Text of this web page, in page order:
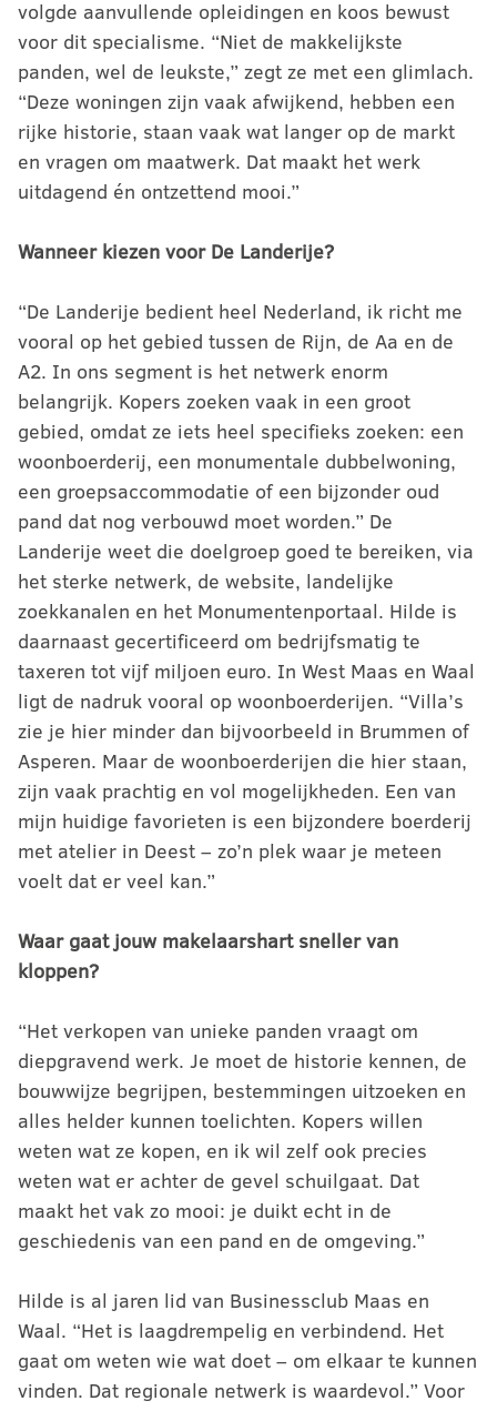
volgde aanvullende opleidingen en koos bewust
voor dit specialisme. “Niet de makkelijkste
panden, wel de leukste,” zegt ze met een glimlach.
“Deze woningen zijn vaak afwijkend, hebben een
rijke historie, staan vaak wat langer op de markt
en vragen om maatwerk. Dat maakt het werk
uitdagend én ontzettend mooi.”
Wanneer kiezen voor De Landerije?
“De Landerije bedient heel Nederland, ik richt me
vooral op het gebied tussen de Rijn, de Aa en de
A2. In ons segment is het netwerk enorm
belangrijk. Kopers zoeken vaak in een groot
gebied, omdat ze iets heel specifieks zoeken: een
woonboerderij, een monumentale dubbelwoning,
een groepsaccommodatie of een bijzonder oud
pand dat nog verbouwd moet worden.” De
Landerije weet die doelgroep goed te bereiken, via
het sterke netwerk, de website, landelijke
zoekkanalen en het Monumentenportaal. Hilde is
daarnaast gecertificeerd om bedrijfsmatig te
taxeren tot vijf miljoen euro. In West Maas en Waal
ligt de nadruk vooral op woonboerderijen. “Villa’s
zie je hier minder dan bijvoorbeeld in Brummen of
Asperen. Maar de woonboerderijen die hier staan,
zijn vaak prachtig en vol mogelijkheden. Een van
mijn huidige favorieten is een bijzondere boerderij
met atelier in Deest – zo’n plek waar je meteen
voelt dat er veel kan.”
Waar gaat jouw makelaarshart sneller van
kloppen?
“Het verkopen van unieke panden vraagt om
diepgravend werk. Je moet de historie kennen, de
bouwwijze begrijpen, bestemmingen uitzoeken en
alles helder kunnen toelichten. Kopers willen
weten wat ze kopen, en ik wil zelf ook precies
weten wat er achter de gevel schuilgaat. Dat
maakt het vak zo mooi: je duikt echt in de
geschiedenis van een pand en de omgeving.”
Hilde is al jaren lid van Businessclub Maas en
Waal. “Het is laagdrempelig en verbindend. Het
gaat om weten wie wat doet – om elkaar te kunnen
vinden. Dat regionale netwerk is waardevol.” Voor